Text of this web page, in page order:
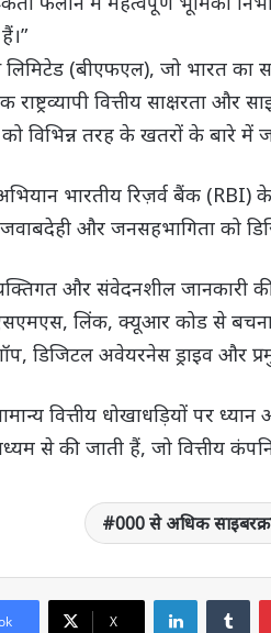
(बीएफएल), जो भारत का
राष्ट्रव्यापी वित्तीय साक्षरता
विभिन्न तरह के खतरों के बारे में
अभियान भारतीय रिज़र्व बैंक
और जनसहभागिता को
और संवेदनशील जानकारी
लिंक, क्यूआर कोड से बचना
डिजिटल अवेयरनेस ड्राइव और
वित्तीय धोखाधड़ियों पर
से की जाती हैं, जो वित्तीय
000 से अधिक
X
LinkedIn